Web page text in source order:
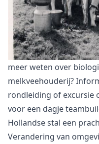
meer weten over
melkveehouderij?
rondleiding of excursie
voor een dagje
Hollandse stal een
Verandering van